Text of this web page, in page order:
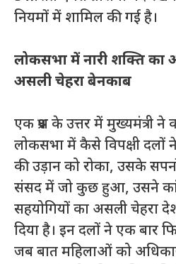
नियमों में शामिल की गई है।
लोकसभा में नारी शक्ति का
असली चेहरा बेनकाब
एक प्रश्न के उत्तर में मुख्यमंत्री
लोकसभा में कैसे विपक्षी दलों
की उड़ान को रोका, उसके
संसद में जो कुछ हुआ, उसने
सहयोगियों का असली चेहरा
दिया है। इन दलों ने एक बार
जब बात महिलाओं को